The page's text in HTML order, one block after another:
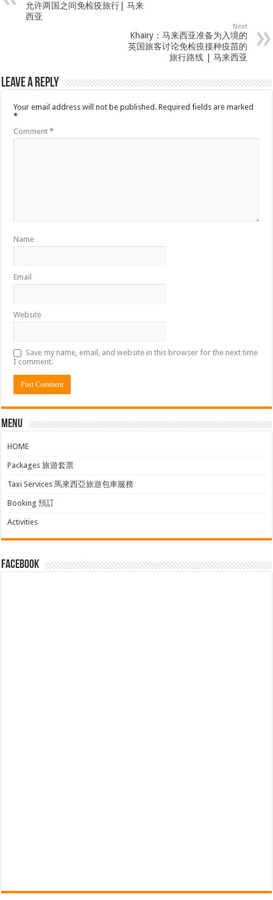
允许两国之间免检疫旅行| 马来
西亚
Next
Khairy：马来西亚准备为入境的
英国旅客讨论免检疫接种疫苗的
旅行路线 | 马来西亚
Leave a Reply
Your email address will not be published. Required fields are marked
*
Comment*
Name
Email
Website
Save my name, email, and website in this browser for the next time
I comment.
Menu
HOME
Packages 旅遊套票
Taxi Services 馬來西亞旅遊包車服務
Booking 預訂
Activities
facebook